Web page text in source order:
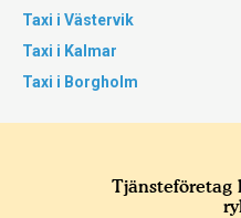
Taxi i Västervik
Taxi i Kalmar
Taxi i Borgholm
Tjänsteföretag